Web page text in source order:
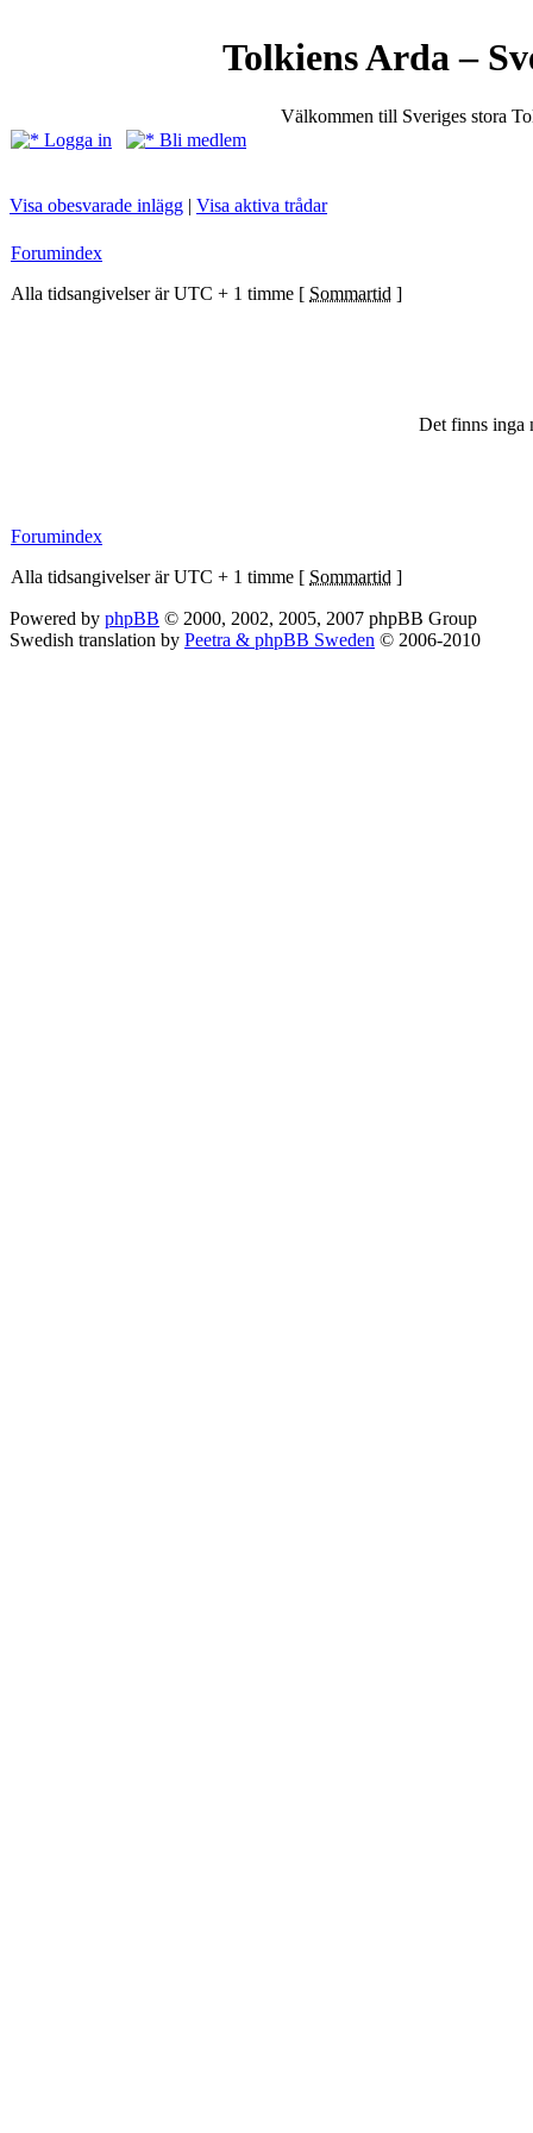
Tolkiens Arda –
Välkommen till Sveriges stora
Logga in
Bli medlem
Visa obesvarade inlägg | Visa aktiva trådar
Forumindex
Alla tidsangivelser är UTC + 1 timme [ Sommartid ]
Det finns inga
Forumindex
Alla tidsangivelser är UTC + 1 timme [ Sommartid ]
Powered by phpBB © 2000, 2002, 2005, 2007 phpBB Group
Swedish translation by Peetra & phpBB Sweden © 2006-2010